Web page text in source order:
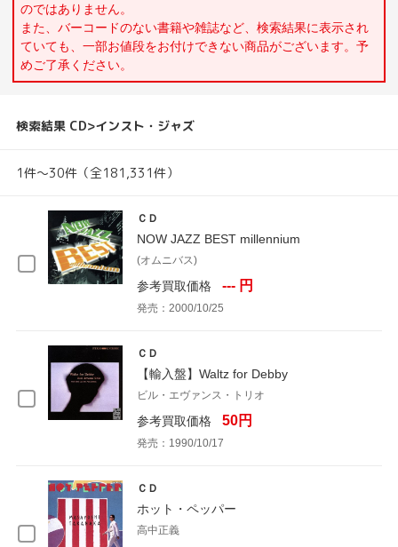
のではありません。
また、バーコードのない書籍や雑誌など、検索結果に表示され
ていても、一部お値段をお付けできない商品がございます。予
めご了承ください。
検索結果 CD>インスト・ジャズ
1件～30件（全181,331件）
ＣＤ
NOW JAZZ BEST millennium
(オムニバス)
参考買取価格 --- 円
発売：2000/10/25
ＣＤ
【輸入盤】Waltz for Debby
ビル・エヴァンス・トリオ
参考買取価格 50円
発売：1990/10/17
ＣＤ
ホット・ペッパー
高中正義